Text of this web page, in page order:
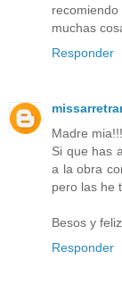
muchas
Responder
Madre mia!!!
Si que has
a la obra
pero las he
Besos y
Responder